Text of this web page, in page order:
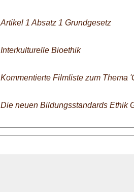
Artikel 1 Absatz 1 Grundgesetz
Interkulturelle Bioethik
Kommentierte Filmliste zum Thema
Die neuen Bildungsstandards Ethik